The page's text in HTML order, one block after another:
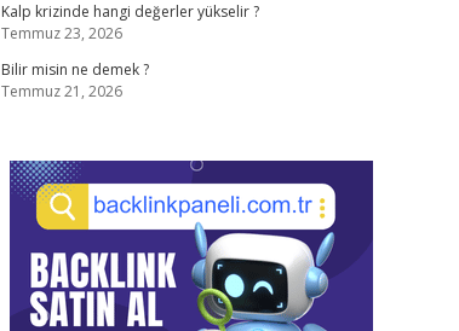
Kalp krizinde hangi değerler yükselir ?
Temmuz 23, 2026
Bilir misin ne demek ?
Temmuz 21, 2026